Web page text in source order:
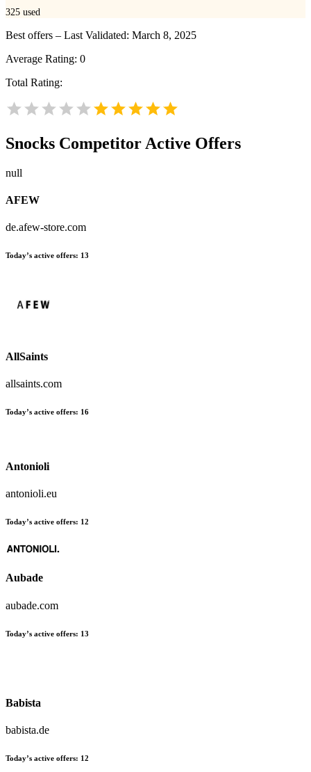
325 used
Best offers – Last Validated: March 8, 2025
Average Rating: 0
Total Rating:
Snocks Competitor Active Offers
null
AFEW
de.afew-store.com
Today’s active offers: 13
AllSaints
allsaints.com
Today’s active offers: 16
Antonioli
antonioli.eu
Today’s active offers: 12
Aubade
aubade.com
Today’s active offers: 13
Babista
babista.de
Today’s active offers: 12